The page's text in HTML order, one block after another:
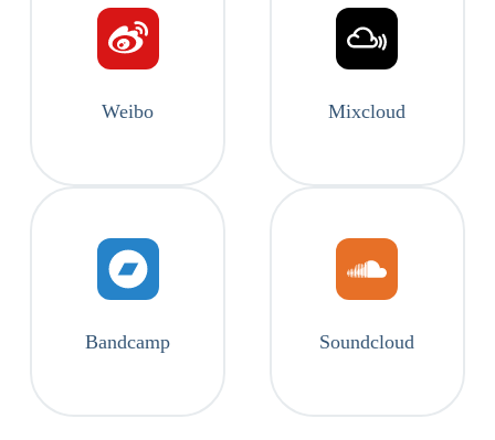
Weibo Mixcloud
Bandcamp Soundcloud